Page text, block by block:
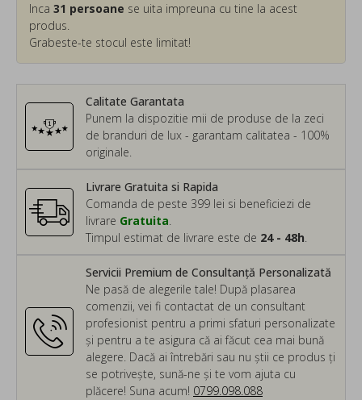
Calitate Garantata
Punem la dispozitie mii de produse de la zeci
de branduri de lux - garantam calitatea - 100%
originale.
Inca 31 persoane se uita impreuna cu tine la acest
produs.
Grabeste-te stocul este limitat!
Servicii Premium de Consultanță Personalizată
Ne pasă de alegerile tale! După plasarea
comenzii, vei fi contactat de un consultant
profesionist pentru a primi sfaturi personalizate
și pentru a te asigura că ai făcut cea mai bună
alegere. Dacă ai întrebări sau nu știi ce produs ți
se potrivește, sună-ne și te vom ajuta cu
plăcere! Suna acum! 0799.098.088
Livrare Gratuita si Rapida
Comanda de peste 399 lei si beneficiezi de
livrare Gratuita.
Timpul estimat de livrare este de 24 - 48h.